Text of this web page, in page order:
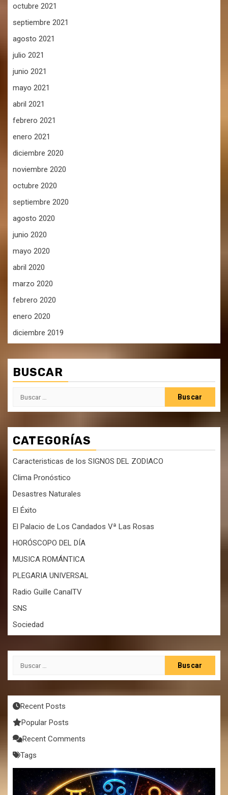
octubre 2021
septiembre 2021
agosto 2021
julio 2021
junio 2021
mayo 2021
abril 2021
febrero 2021
enero 2021
diciembre 2020
noviembre 2020
octubre 2020
septiembre 2020
agosto 2020
junio 2020
mayo 2020
abril 2020
marzo 2020
febrero 2020
enero 2020
diciembre 2019
BUSCAR
Buscar:
CATEGORÍAS
Caracteristicas de los SIGNOS DEL ZODIACO
Clima Pronóstico
Desastres Naturales
El Éxito
El Palacio de Los Candados Vª Las Rosas
HORÓSCOPO DEL DÍA
MUSICA ROMÁNTICA
PLEGARIA UNIVERSAL
Radio Guille CanalTV
SNS
Sociedad
Buscar:
Recent Posts
Popular Posts
Recent Comments
Tags